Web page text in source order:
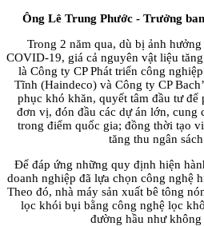
Ông Lê Trung Phước - Trưởng
Trong 2 năm qua, dù bị ảnh
COVID-19, giá cả nguyên vật liệu
là Công ty CP Phát triển công
Tĩnh (Haindeco) và Công ty CP
phục khó khăn, quyết tâm đầu tư để
đơn vị, đón đầu các dự án lớn, cung
trong điểm quốc gia; đồng thời tạo
tăng thu ngân
Để đáp ứng những quy định hiện
doanh nghiệp đã lựa chọn công nghệ
Theo đó, nhà máy sản xuất bê tông
lọc khói bụi bằng công nghệ lọc
đường hầu như